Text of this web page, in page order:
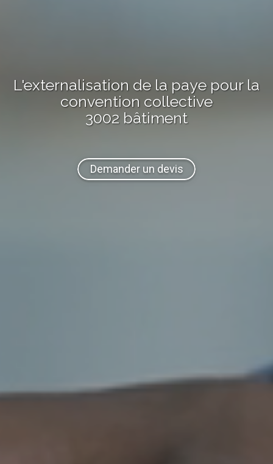
L'externalisation de la paye pour la
convention collective
3002 bâtiment
Demander un devis